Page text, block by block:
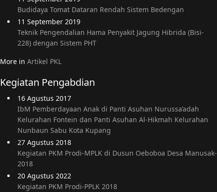
Budidaya Tomat Dataran Rendah Sistem Bedengan
11 September 2019
Teknik Pengendalian Hama Penyakit Jagung Hibrida (Bisi-
228) dengan Sistem PHT
More in Artikel PKL
Kegiatan Pengabdian
16 Agustus 2017
IbM Pemberdayaan Anak di Panti Asuhan Nurussa’adah
Kelurahan Fontein dan Panti Asuhan Al-Hikmah Kelurahan
Nunbaun Sabu Kota Kupang
27 Agustus 2018
Kegiatan PKM Prodi-MPLK di Dusun Oeboboa Desa Manusak-
2018
20 Agustus 2022
Kegiatan PKM Prodi-PPLK 2018